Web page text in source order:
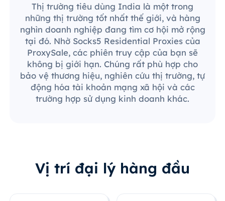
Thị trường tiêu dùng India là một trong
những thị trường tốt nhất thế giới, và hàng
nghìn doanh nghiệp đang tìm cơ hội mở rộng
tại đó. Nhờ Socks5 Residential Proxies của
ProxySale, các phiên truy cập của bạn sẽ
không bị giới hạn. Chúng rất phù hợp cho
bảo vệ thương hiệu, nghiên cứu thị trường, tự
động hóa tài khoản mạng xã hội và các
trường hợp sử dụng kinh doanh khác.
Vị trí đại lý hàng đầu